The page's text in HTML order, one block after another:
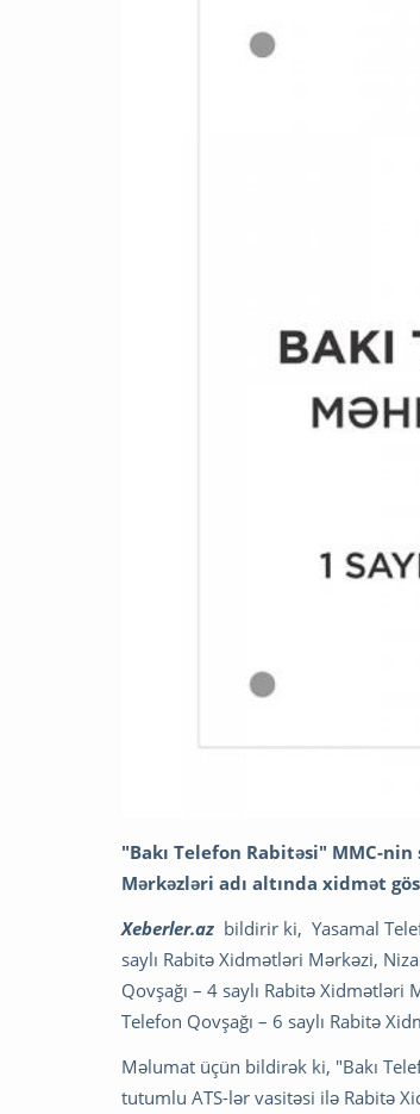
"Bakı Telefon Rabitəsi" MMC-
Mərkəzləri adı altında xidmət
Xeberler.az bildirir ki, Yasamal
saylı Rabitə Xidmətləri Mərkəzi,
Qovşağı – 4 saylı Rabitə Xidmətləri
Telefon Qovşağı – 6 saylı Rabitə
Məlumat üçün bildirək ki, "Bakı
tutumlu ATS-lər vasitəsi ilə Rabitə